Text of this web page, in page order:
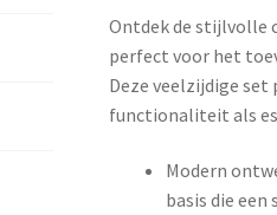
Ontdek de stijlvolle
perfect voor het
Deze veelzijdige
functionaliteit als
Modern
basis die